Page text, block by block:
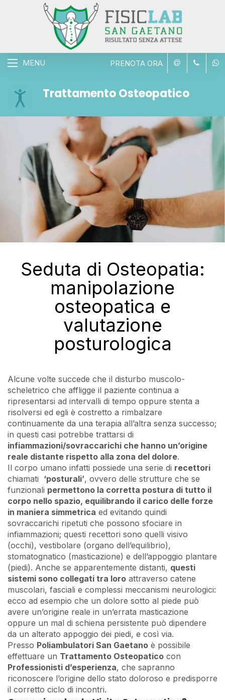
Trattamento Osteopatico
Seduta di Osteopatia:
manipolazione
osteopatica e
valutazione
posturologica
Alcune volte succede che il disturbo muscolo-
scheletrico che affligge il paziente continua a
ripresentarsi ad intervalli di tempo oppure stenta a
risolversi ed egli è costretto a rimbalzare
continuamente da una terapia all’altra senza successo;
in questi casi potrebbe trattarsi di
infiammazioni/sovraccarichi che hanno un’origine
reale distante rispetto alla zona del dolore.
Il corpo umano infatti possiede una serie di recettori
chiamati ‘posturali’, ovvero delle strutture che se
funzionali permettono la corretta postura di tutto il
corpo nello spazio, equilibrando il carico delle forze
in maniera simmetrica ed evitando quindi
sovraccarichi ripetuti che possono sfociare in
infiammazioni; questi recettori sono quelli visivo
(occhi), vestibolare (organo dell’equilibrio),
stomatognatico (masticazione) e dell’appoggio plantare
(piedi). Anche se apparentemente distanti, questi
sistemi sono collegati tra loro attraverso catene
muscolari, fasciali e complessi meccanismi neurologici:
ecco ad esempio che un dolore sotto al piede può
avere un’origine reale in un’errata masticazione
oppure un mal di schiena persistente può dipendere
da un alterato appoggio dei piedi, e così via.
Presso Poliambulatori San Gaetano è possibile
effettuare un Trattamento Osteopatico con
Professionisti d’esperienza, che sapranno
riconoscere l’origine dello stato doloroso e predisporre
il corretto ciclo di incontri.
MENU PRENOTA ORA